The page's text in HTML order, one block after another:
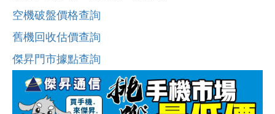
空機破盤價格查詢
舊機回收估價查詢
傑昇門市據點查詢